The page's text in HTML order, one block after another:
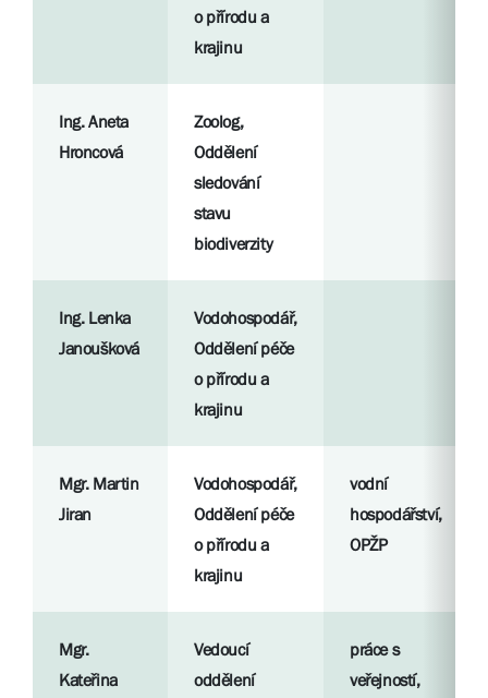
o přírodu a
krajinu
Ing. Aneta
Hroncová
Zoolog,
Oddělení
sledování
stavu
biodiverzity
Ing. Lenka
Janoušková
Vodohospodář,
Oddělení péče
o přírodu a
krajinu
Mgr. Martin
Jiran
Vodohospodář,
Oddělení péče
o přírodu a
krajinu
vodní
hospodářství,
OPŽP
Mgr.
Kateřina
Vedoucí
oddělení
práce s
veřejností,